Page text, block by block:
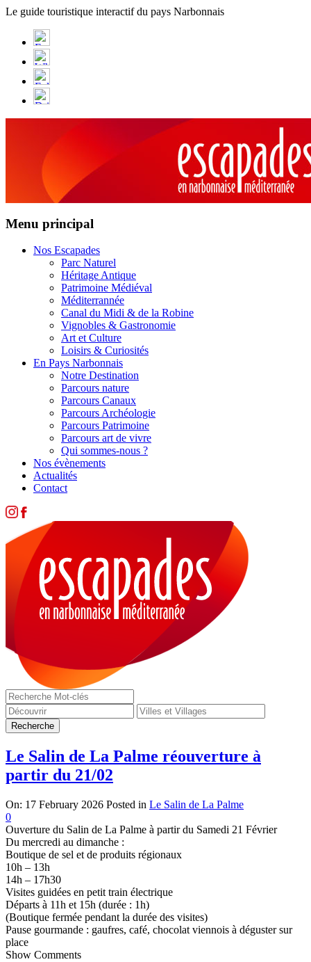
Panneau de gestion des cookies
Le guide touristique interactif du pays Narbonnais
Menu principal
Nos Escapades
Parc Naturel
Héritage Antique
Patrimoine Médiéval
Méditerrannée
Canal du Midi & de la Robine
Vignobles & Gastronomie
Art et Culture
Loisirs & Curiosités
En Pays Narbonnais
Notre Destination
Parcours nature
Parcours Canaux
Parcours Archéologie
Parcours Patrimoine
Parcours art de vivre
Qui sommes-nous ?
Nos évènements
Actualités
Contact
Le Salin de La Palme réouverture à
partir du 21/02
On: 17 February 2026 Posted in Le Salin de La Palme
0
Ouverture du Salin de La Palme à partir du Samedi 21 Février
Du mercredi au dimanche :
Boutique de sel et de produits régionaux
10h – 13h
14h – 17h30
Visites guidées en petit train électrique
Départs à 11h et 15h (durée : 1h)
(Boutique fermée pendant la durée des visites)
Pause gourmande : gaufres, café, chocolat viennois à déguster sur
place
Show Comments